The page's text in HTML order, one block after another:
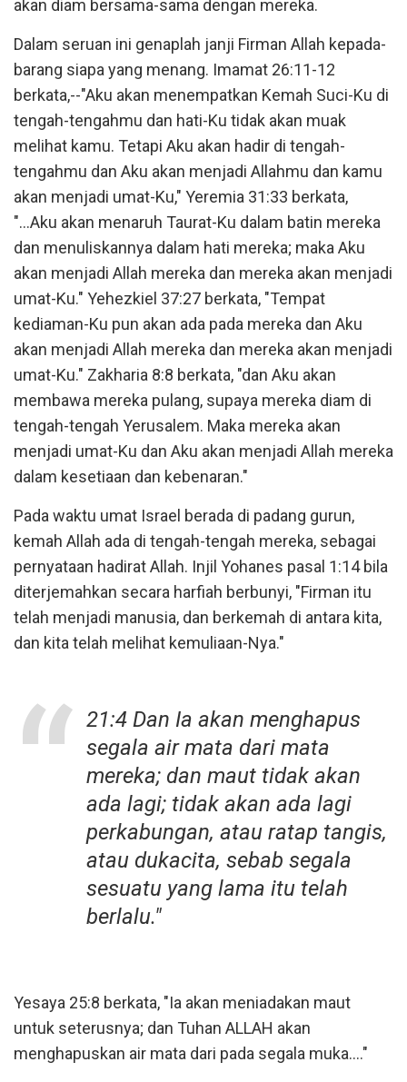
akan diam bersama-sama dengan mereka.
Dalam seruan ini genaplah janji Firman Allah kepada-
barang siapa yang menang. Imamat 26:11-12
berkata,--"Aku akan menempatkan Kemah Suci-Ku di
tengah-tengahmu dan hati-Ku tidak akan muak
melihat kamu. Tetapi Aku akan hadir di tengah-
tengahmu dan Aku akan menjadi Allahmu dan kamu
akan menjadi umat-Ku," Yeremia 31:33 berkata,
"...Aku akan menaruh Taurat-Ku dalam batin mereka
dan menuliskannya dalam hati mereka; maka Aku
akan menjadi Allah mereka dan mereka akan menjadi
umat-Ku." Yehezkiel 37:27 berkata, "Tempat
kediaman-Ku pun akan ada pada mereka dan Aku
akan menjadi Allah mereka dan mereka akan menjadi
umat-Ku." Zakharia 8:8 berkata, "dan Aku akan
membawa mereka pulang, supaya mereka diam di
tengah-tengah Yerusalem. Maka mereka akan
menjadi umat-Ku dan Aku akan menjadi Allah mereka
dalam kesetiaan dan kebenaran."
Pada waktu umat Israel berada di padang gurun,
kemah Allah ada di tengah-tengah mereka, sebagai
pernyataan hadirat Allah. Injil Yohanes pasal 1:14 bila
diterjemahkan secara harfiah berbunyi, "Firman itu
telah menjadi manusia, dan berkemah di antara kita,
dan kita telah melihat kemuliaan-Nya."
21:4 Dan Ia akan menghapus
segala air mata dari mata
mereka; dan maut tidak akan
ada lagi; tidak akan ada lagi
perkabungan, atau ratap tangis,
atau dukacita, sebab segala
sesuatu yang lama itu telah
berlalu."
Yesaya 25:8 berkata, "Ia akan meniadakan maut
untuk seterusnya; dan Tuhan ALLAH akan
menghapuskan air mata dari pada segala muka...."